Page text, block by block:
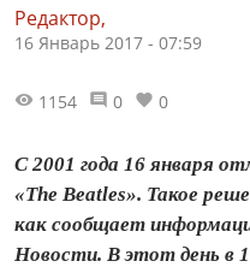
Редактор,
16 Январь 2017 - 07:59
1154 0 0
С 2001 года 16 января
«The Beatles». Такое
как сообщает
Новости. В этот день в